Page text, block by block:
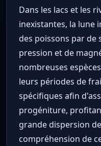
Dans les lacs et les
inexistantes, la lune
des poissons par de
pression et de
nombreuses
leurs périodes de
spécifiques afin
progéniture,
grande dispersion
compréhension de